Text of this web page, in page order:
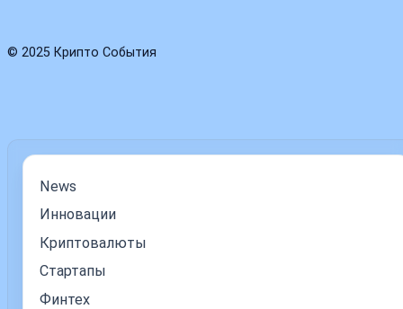
© 2025 Крипто События
News
Инновации
Криптовалюты
Стартапы
Финтех